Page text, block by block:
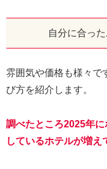
自分に合っ
雰囲気や価格も様々で
び方を紹介します。
調べたところ2025年
しているホテルが増え